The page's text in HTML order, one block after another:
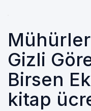
Mühürler
Gizli
Birsen
kitap